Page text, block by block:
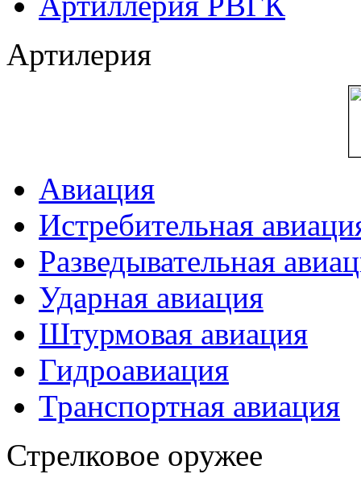
Артилерия
Авиация
Истребительная
Разведывательная
Ударная авиация
Штурмовая авиация
Гидроавиация
Транспортная авиация
Стрелковое оружее